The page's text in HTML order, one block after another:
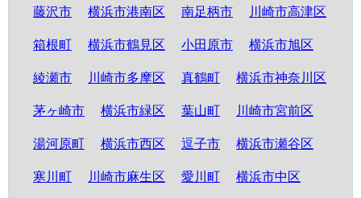
藤沢市 横浜市港南区 南足柄市 川崎市高津区
箱根町 横浜市鶴見区 小田原市 横浜市旭区
綾瀬市 川崎市多摩区 真鶴町 横浜市神奈川区
茅ヶ崎市 横浜市緑区 葉山町 川崎市宮前区
湯河原町 横浜市西区 逗子市 横浜市瀬谷区
寒川町 川崎市麻生区 愛川町 横浜市中区